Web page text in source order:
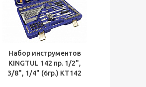
Набор инструментов
KINGTUL 142 пр. 1/2",
3/8", 1/4" (6гр.) КТ142